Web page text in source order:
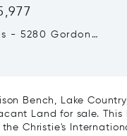
- 5280 Gordon
Bench, Lake
Land for sale.
the Christie's